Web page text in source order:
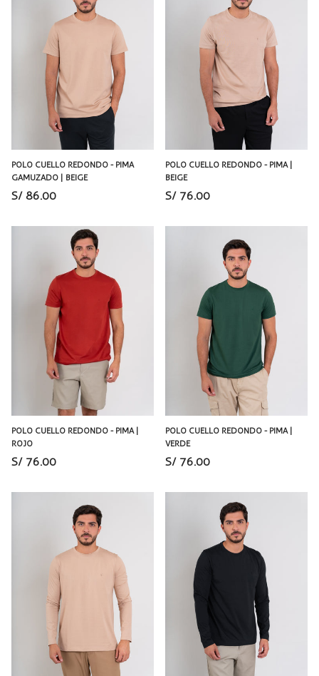
POLO CUELLO REDONDO - PIMA
GAMUZADO | BEIGE
S/ 86.00
POLO CUELLO REDONDO - PIMA |
BEIGE
S/ 76.00
POLO CUELLO REDONDO - PIMA |
ROJO
S/ 76.00
POLO CUELLO REDONDO - PIMA |
VERDE
S/ 76.00